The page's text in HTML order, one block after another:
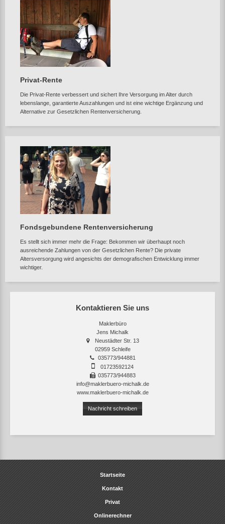
Kontaktieren Sie uns
Maklerbüro
Jens Michalk
Neustädter Str. 13
02959 Schleife
035773/944881
01723592124
035773/944883
info@maklerbuero-michalk.de
www.maklerbuero-michalk.de
Nachricht schreiben
Privat-Rente
Die Privat-Rente verbessert und sichert Ihre Versorgung im Alter durch
lebenslange, garantierte Auszahlungen und ist eine wichtige Ergänzung und
Alternative zur Gesetzlichen Rentenversicherung.
Fondsgebundene Rentenversicherung
Es stellt sich immer mehr die Frage: Bekommen wir überhaupt noch
ausreichende Zahlungen von der Gesetzlichen Rente? Die private
Altersversorgung wird angesichts der demografischen Entwicklung immer
wichtiger.
Startseite
Kontakt
Privat
Onlinerechner